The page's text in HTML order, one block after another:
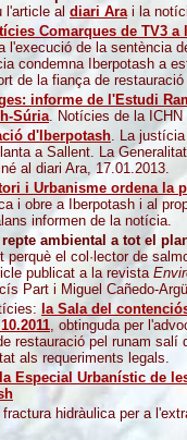
l'article al diari Arai la
Comarques de TV3 a
l'execució de la sentència
condemna Iberpotash a
de la fiança de
informe de l'Estudi
Súria. Notícies de la ICHN
d'Iberpotash. La justícia
a Sallent. La
al diari Ara, 17.01.2013.
i Urbanisme ordena la
i obre a Iberpotash i al
informen de la notícia.
ambiental a tot el
perquè el col·lector de
publicat a la revista
Part i Miguel Cañedo-
la Sala del
, obtinguda per
restauració pel runam
als requeriments legals.
Especial Urbanístic de
hidràulica per a